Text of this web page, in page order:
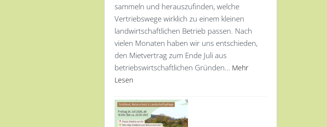
sammeln und herauszufinden, welche
Vertriebswege wirklich zu einem kleinen
landwirtschaftlichen Betrieb passen. Nach
vielen Monaten haben wir uns entschieden,
den Mietvertrag zum Ende Juli aus
betriebswirtschaftlichen Gründen… Mehr
Lesen